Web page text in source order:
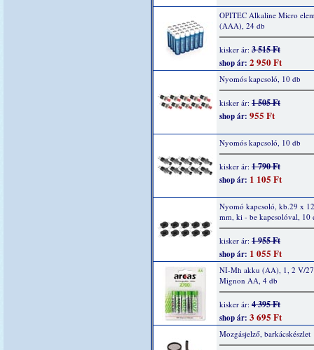
OPITEC Alkaline Micro
(AAA), 24 db
kisker ár: 3 515 Ft
shop ár: 2 950 Ft
Nyomós kapcsoló, 10 db
kisker ár: 1 505 Ft
shop ár: 955 Ft
Nyomós kapcsoló, 10 db
kisker ár: 1 790 Ft
shop ár: 1 105 Ft
Nyomó kapcsoló, kb.29 x
mm, ki - be kapcsolóval, 10
kisker ár: 1 955 Ft
shop ár: 1 055 Ft
NI-Mh akku (AA), 1, 2 V/
Mignon AA, 4 db
kisker ár: 4 395 Ft
shop ár: 3 695 Ft
Mozgásjelző, barkácskészlet